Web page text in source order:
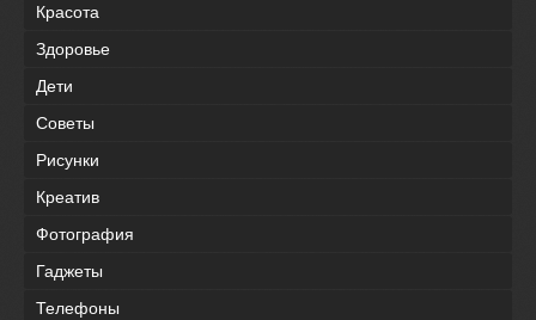
Красота
Здоровье
Дети
Советы
Рисунки
Креатив
Фотография
Гаджеты
Телефоны